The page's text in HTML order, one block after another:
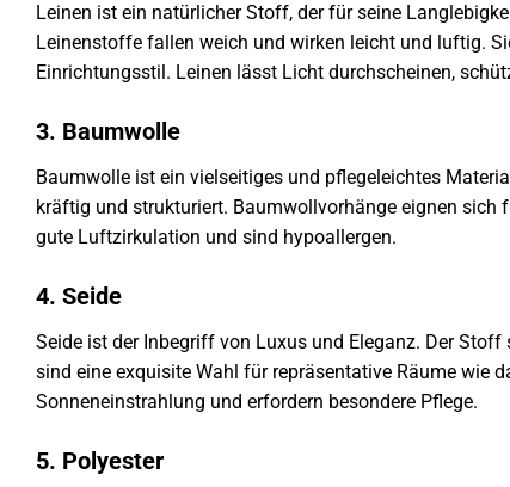
Leinen ist ein natürlicher Stoff, der für seine
Leinenstoffe fallen weich und wirken leicht und luftig.
Einrichtungsstil. Leinen lässt Licht durchscheinen,
3. Baumwolle
Baumwolle ist ein vielseitiges und pflegeleichtes
kräftig und strukturiert. Baumwollvorhänge eignen sich
gute Luftzirkulation und sind hypoallergen.
4. Seide
Seide ist der Inbegriff von Luxus und Eleganz. Der
sind eine exquisite Wahl für repräsentative Räume wie
Sonneneinstrahlung und erfordern besondere Pflege.
5. Polyester